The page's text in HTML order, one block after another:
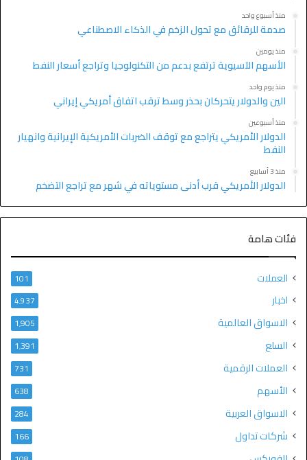
منذ أسبوع واحد
صدمة للرقائق مع تحول الزخم في الذكاء الاصطناعي
منذ يومين
الأسهم الآسيوية ترتفع بدعم من التكنولوجيا وتراجع أسعار النفط
منذ يوم واحد
الين والدولار يتحركان بحذر وسط ترقب اتفاق أمريكي إيراني
منذ أسبوعين
الدولار الأمريكي يتراجع مع توقف الضربات الأمريكية الإيرانية وانهيار
النفط
منذ 3 أسابيع
الدولار الأمريكي قرب أدنى مستوياته في شهر مع تراجع التضخم
فئات هامة
العملات 101
اخبار 4٬937
الاسواق العالمية 1٬905
السلع 1٬391
العملات الرقمية 731
الأسهم 638
الاسواق العربية 284
شركات تداول 166